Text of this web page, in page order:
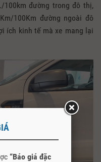
100km đường trong đô thị,
100Km đường ngoài đô
ích kinh tế mà xe mang lại
“Báo giá đặc